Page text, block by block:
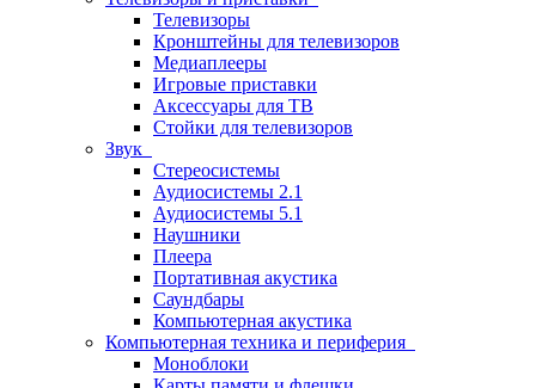
Телевизоры
Кронштейны для телевизоров
Медиаплееры
Игровые приставки
Аксессуары для ТВ
Стойки для телевизоров
Звук
Стереосистемы
Аудиосистемы 2.1
Аудиосистемы 5.1
Наушники
Плеера
Портативная акустика
Саундбары
Компьютерная акустика
Компьютерная техника и периферия
Моноблоки